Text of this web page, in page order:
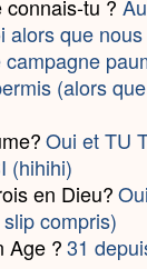
tu ?
alors que
(alors
Oui et TU
(hihihi)
en Dieu?
compris)
Age ? 31